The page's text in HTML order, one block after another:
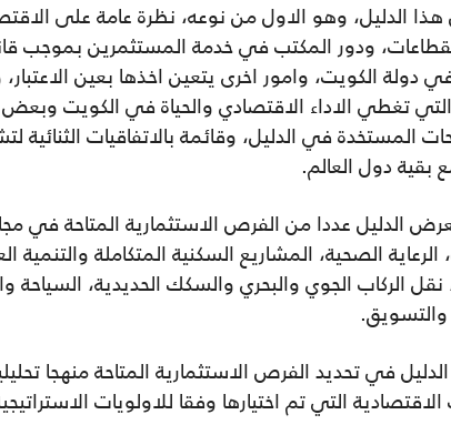
الدليل، وهو الاول من نوعه، نظرة عامة على
دولة الكويت، وامور اخرى يتعين اخذها بعين
تغطي الاداء الاقتصادي والحياة في الكويت وبعض
المستخدة في الدليل، وقائمة بالاتفاقيات الثنائية
بقية دول العالم.
الدليل عددا من الفرص الاستثمارية المتاحة في
الرعاية الصحية، المشاريع السكنية المتكاملة
نقل الركاب الجوي والبحري والسكك الحديدية، السياحة
والتسويق.
في تحديد الفرص الاستثمارية المتاحة منهجا
التي تم اختيارها وفقا للاولويات